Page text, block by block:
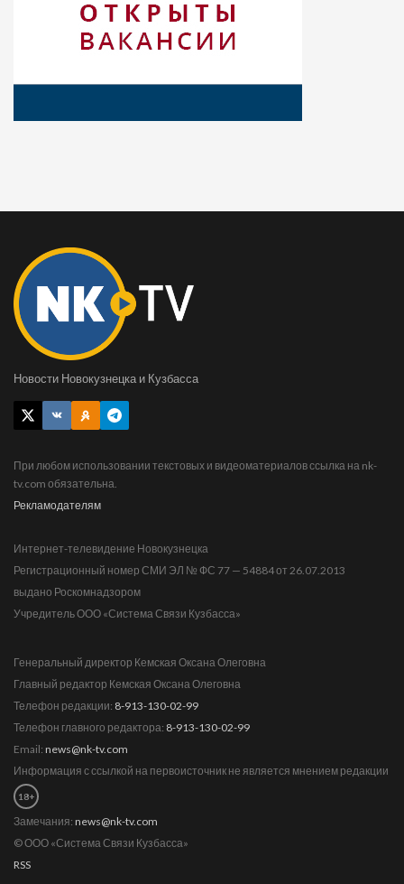
Новости Новокузнецка и Кузбасса
При любом использовании текстовых и видеоматериалов ссылка на nk-
tv.com обязательна.
Рекламодателям
Интернет-телевидение Новокузнецка
Регистрационный номер СМИ ЭЛ № ФС 77 — 54884 от 26.07.2013
выдано Роскомнадзором
Учредитель ООО «Система Связи Кузбасса»
Генеральный директор Кемская Оксана Олеговна
Главный редактор Кемская Оксана Олеговна
Телефон редакции: 8-913-130-02-99
Телефон главного редактора: 8-913-130-02-99
Email: news@nk-tv.com
Информация с ссылкой на первоисточник не является мнением редакции
18+
Замечания: news@nk-tv.com
© ООО «Система Связи Кузбасса»
RSS